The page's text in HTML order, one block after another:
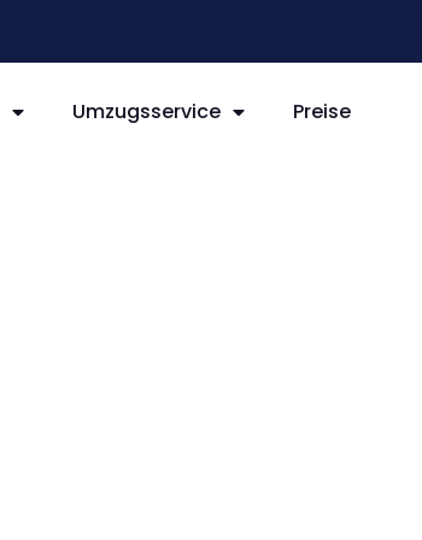
Umzugsservice Preise